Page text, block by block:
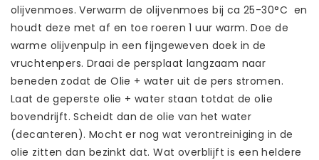
olijvenmoes. Verwarm de olijvenmoes bij ca 25-30°C en
houdt deze met af en toe roeren 1 uur warm. Doe de
warme olijvenpulp in een fijngeweven doek in de
vruchtenpers. Draai de persplaat langzaam naar
beneden zodat de Olie + water uit de pers stromen.
Laat de geperste olie + water staan totdat de olie
bovendrijft. Scheidt dan de olie van het water
(decanteren). Mocht er nog wat verontreiniging in de
olie zitten dan bezinkt dat. Wat overblijft is een heldere